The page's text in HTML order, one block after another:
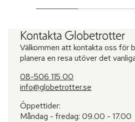
Kontakta Globetrotter
Välkommen att kontakta oss för
planera en resa utöver det
08-506 115 00
info@globetrotter.se
Öppettider:
Måndag - fredag: 09.00 - 17.00